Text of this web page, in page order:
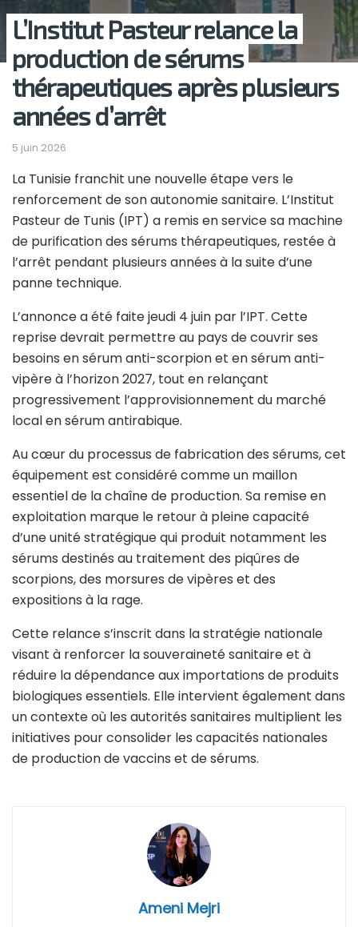
L’Institut Pasteur relance la
production de sérums
thérapeutiques après plusieurs
années d’arrêt
5 juin 2026
La Tunisie franchit une nouvelle étape vers le
renforcement de son autonomie sanitaire. L’Institut
Pasteur de Tunis (IPT) a remis en service sa machine
de purification des sérums thérapeutiques, restée à
l’arrêt pendant plusieurs années à la suite d’une
panne technique.
L’annonce a été faite jeudi 4 juin par l’IPT. Cette
reprise devrait permettre au pays de couvrir ses
besoins en sérum anti-scorpion et en sérum anti-
vipère à l’horizon 2027, tout en relançant
progressivement l’approvisionnement du marché
local en sérum antirabique.
Au cœur du processus de fabrication des sérums, cet
équipement est considéré comme un maillon
essentiel de la chaîne de production. Sa remise en
exploitation marque le retour à pleine capacité
d’une unité stratégique qui produit notamment les
sérums destinés au traitement des piqûres de
scorpions, des morsures de vipères et des
expositions à la rage.
Cette relance s’inscrit dans la stratégie nationale
visant à renforcer la souveraineté sanitaire et à
réduire la dépendance aux importations de produits
biologiques essentiels. Elle intervient également dans
un contexte où les autorités sanitaires multiplient les
initiatives pour consolider les capacités nationales
de production de vaccins et de sérums.
Ameni Mejri